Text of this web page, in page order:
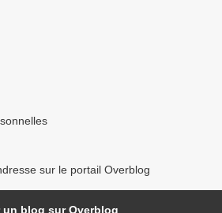
sur le portail Overblog
un blog sur Overblog